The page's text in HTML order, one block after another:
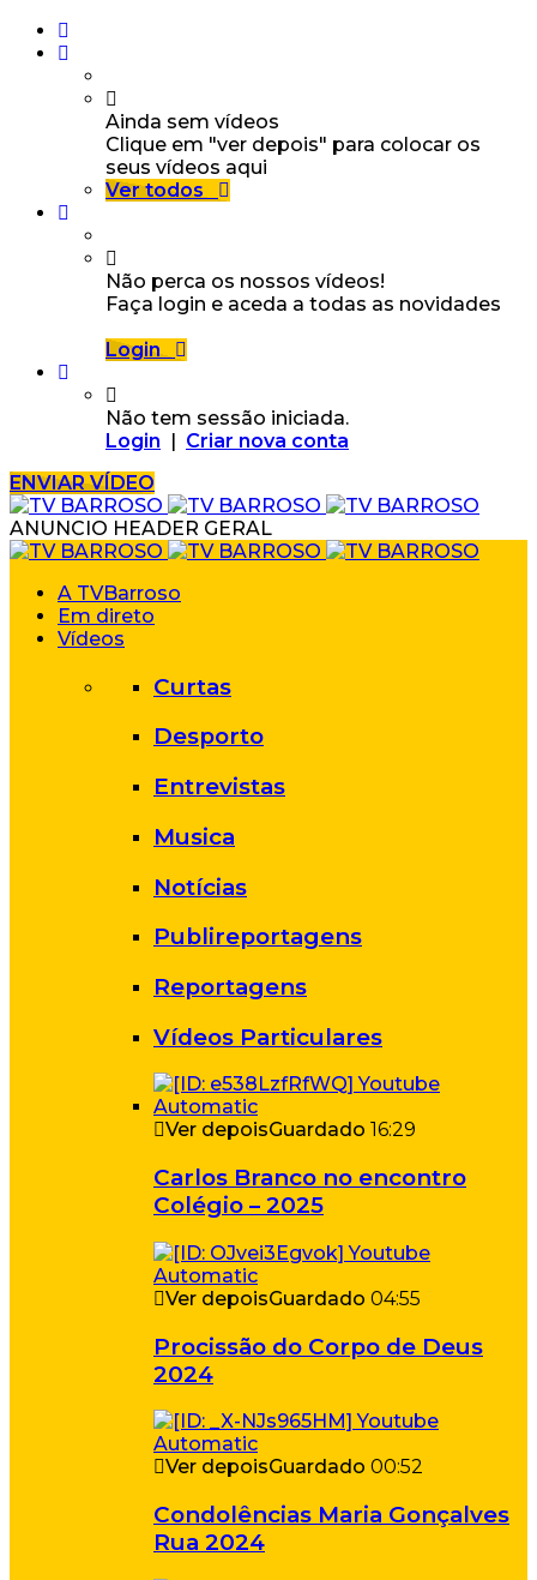
Ainda sem vídeos
Clique em "ver depois" para colocar os
seus vídeos aqui
Ver todos
Não perca os nossos vídeos!
Faça login e aceda a todas as novidades
Login
Não tem sessão iniciada.
Login | Criar nova conta
ENVIAR VÍDEO
ANUNCIO HEADER GERAL
A TVBarroso
Em direto
Vídeos
Curtas
Desporto
Entrevistas
Musica
Notícias
Publireportagens
Reportagens
Vídeos Particulares
Ver depoisGuardado 16:29
Carlos Branco no encontro
Colégio – 2025
Ver depoisGuardado 04:55
Procissão do Corpo de Deus
2024
Ver depoisGuardado 00:52
Condolências Maria Gonçalves
Rua 2024